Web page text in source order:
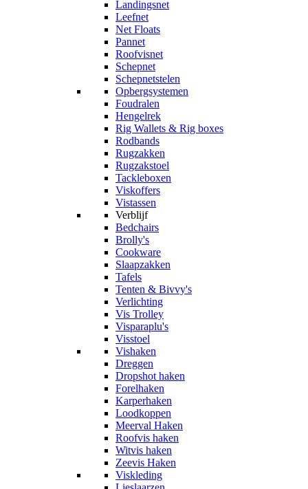
Landingsnet
Leefnet
Net Floats
Pannet
Roofvisnet
Schepnet
Schepnetstelen
Opbergsystemen
Foudralen
Hengelrek
Rig Wallets & Rig boxes
Rodbands
Rugzakken
Rugzakstoel
Tackleboxen
Viskoffers
Vistassen
Verblijf
Bedchairs
Brolly's
Cookware
Slaapzakken
Tafels
Tenten & Bivvy's
Verlichting
Vis Trolley
Visparaplu's
Visstoel
Vishaken
Dreggen
Dropshot haken
Forelhaken
Karperhaken
Loodkoppen
Meerval Haken
Roofvis haken
Witvis haken
Zeevis Haken
Viskleding